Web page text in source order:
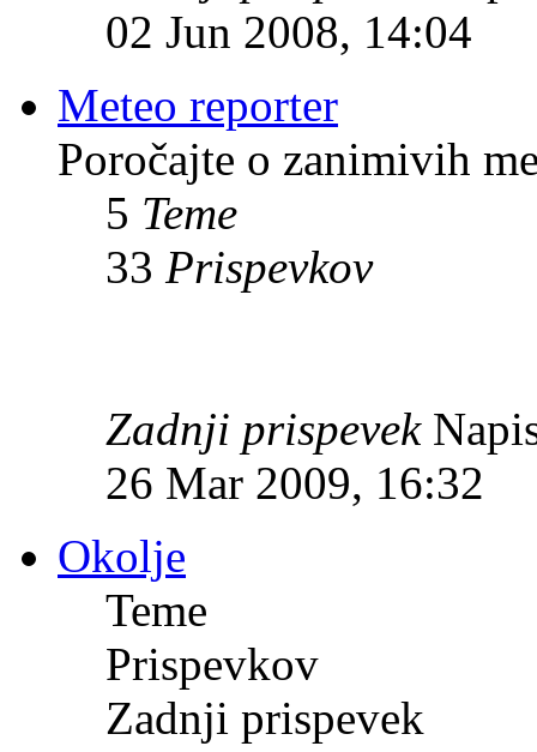
02 Jun 2008, 14:04
Meteo reporter
Poročajte o zanimivih
5 Teme
33 Prispevkov
Zadnji prispevek
26 Mar 2009, 16:32
Okolje
Teme
Prispevkov
Zadnji prispevek